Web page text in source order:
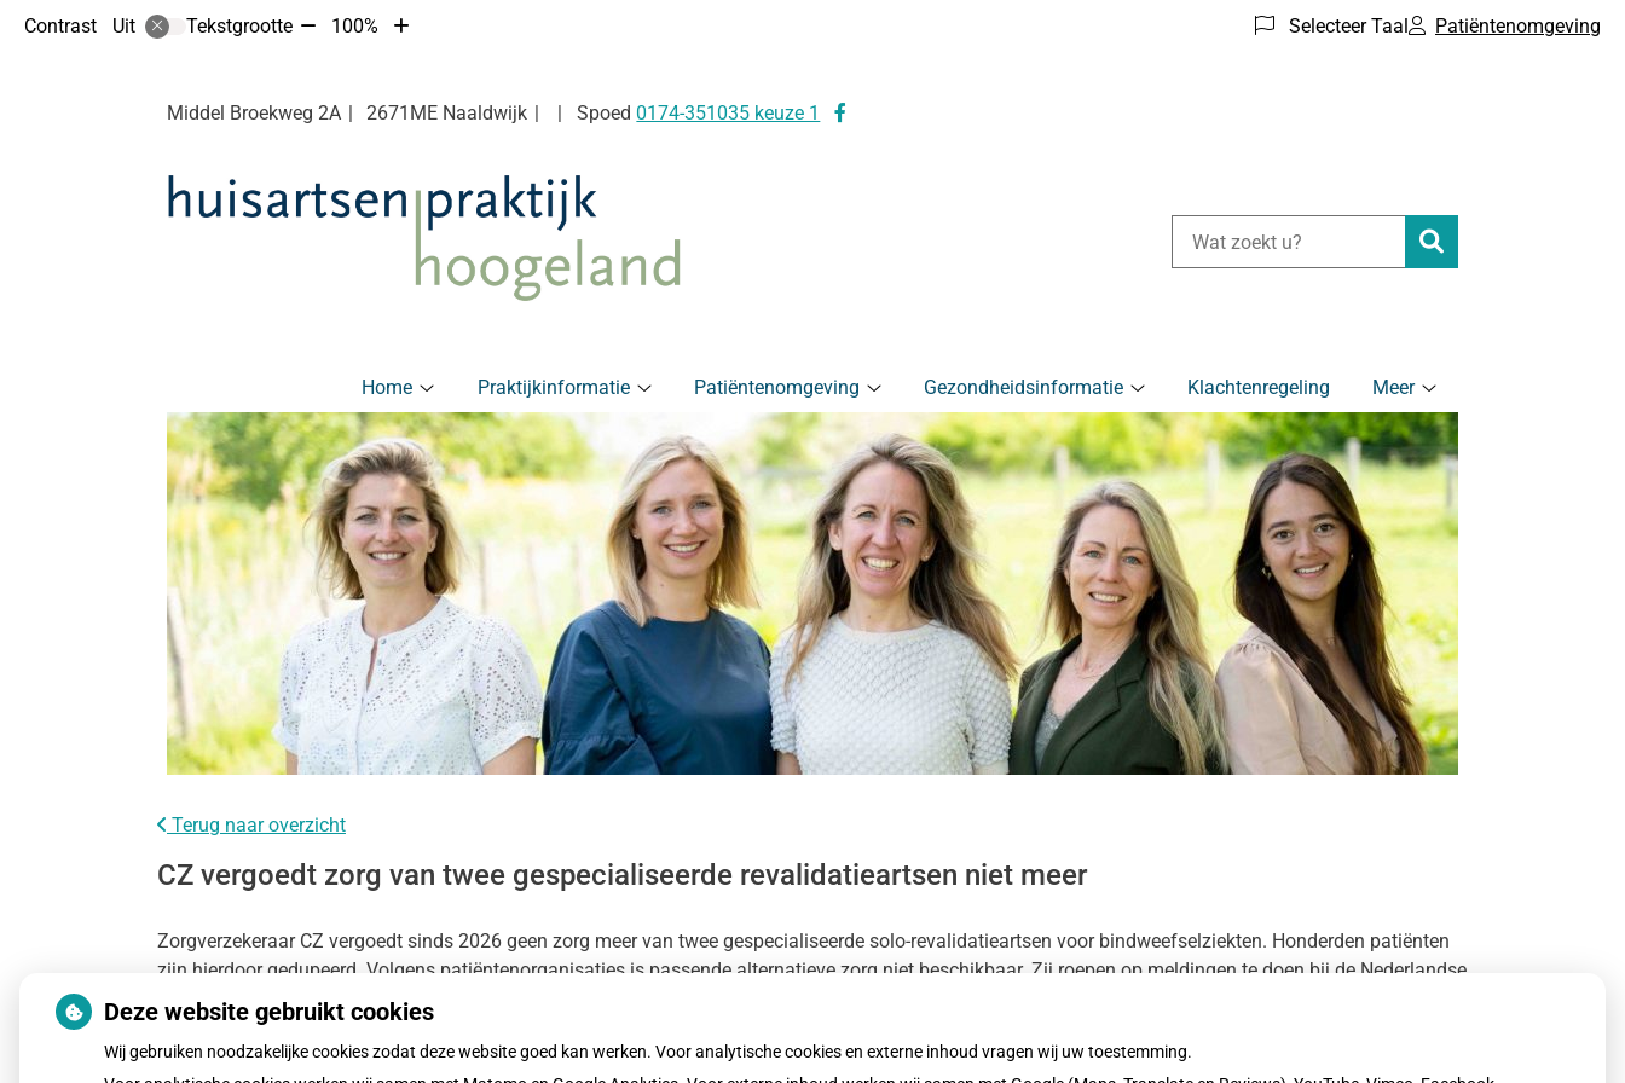
Contrast Uit Tekstgrootte Tekst
10%
100%
Tekst
10%
Selecteer Taal Patiëntenomgeving
Middel Broekweg 2A 2671ME Naaldwijk Spoed 0174-351035 keuze 1
Zoeken
Home
Home
submenu
Praktijkinformatie
Praktijkinformatie
submenu
Patiëntenomgeving
Patiëntenomgeving
submenu
Gezondheidsinformatie
Gezondheidsinformatie
submenu
Klachtenregeling
Meer
Meer
submenu
Terug naar overzicht
CZ vergoedt zorg van twee gespecialiseerde revalidatieartsen niet meer
Zorgverzekeraar CZ vergoedt sinds 2026 geen zorg meer van twee gespecialiseerde solo-revalidatieartsen voor bindweefselziekten. Honderden patiënten
zijn hierdoor gedupeerd. Volgens patiëntenorganisaties is passende alternatieve zorg niet beschikbaar. Zij roepen op meldingen te doen bij de Nederlandse
Zorgautoriteit.
Lees het hele artikel op: Nationale zorggids
Deze website gebruikt cookies
Wij gebruiken noodzakelijke cookies zodat deze website goed kan werken. Voor analytische cookies en externe inhoud vragen wij uw toestemming.